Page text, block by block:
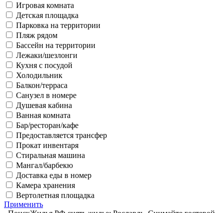
Игровая комната
Детская площадка
Парковка на территории
Пляж рядом
Бассейн на территории
Лежаки/шезлонги
Кухня с посудой
Холодильник
Балкон/терраса
Санузел в номере
Душевая кабина
Ванная комната
Бар/ресторан/кафе
Предоставляется трансфер
Прокат инвентаря
Стиральная машина
Мангал/барбекю
Доставка еды в номер
Камера хранения
Вертолетная площадка
Применить